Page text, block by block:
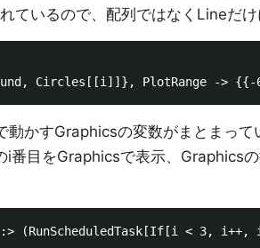
ているので、配列ではなくLineだけ
かすGraphicsの変数がまとまって
番目をGraphicsで表示、Graphics